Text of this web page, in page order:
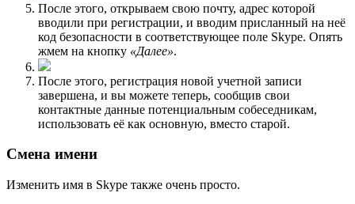
После этого, открываем свою почту, адрес которой
вводили при регистрации, и вводим присланный на неё
код безопасности в соответствующее поле Skype. Опять
жмем на кнопку «Далее».
После этого, регистрация новой учетной записи
завершена, и вы можете теперь, сообщив свои
контактные данные потенциальным собеседникам,
использовать её как основную, вместо старой.
Смена имени
Изменить имя в Skype также очень просто.